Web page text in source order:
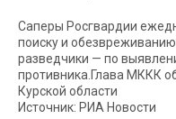
Саперы Росгвардии
поиску и
разведчики — по
противника.Глава МККК
Курской области
Источник: РИА Новости